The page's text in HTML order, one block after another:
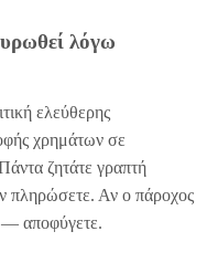
λόγω
ελεύθερης
χρημάτων σε
ζητάτε γραπτή
πληρώσετε. Αν ο πάροχος
— αποφύγετε.